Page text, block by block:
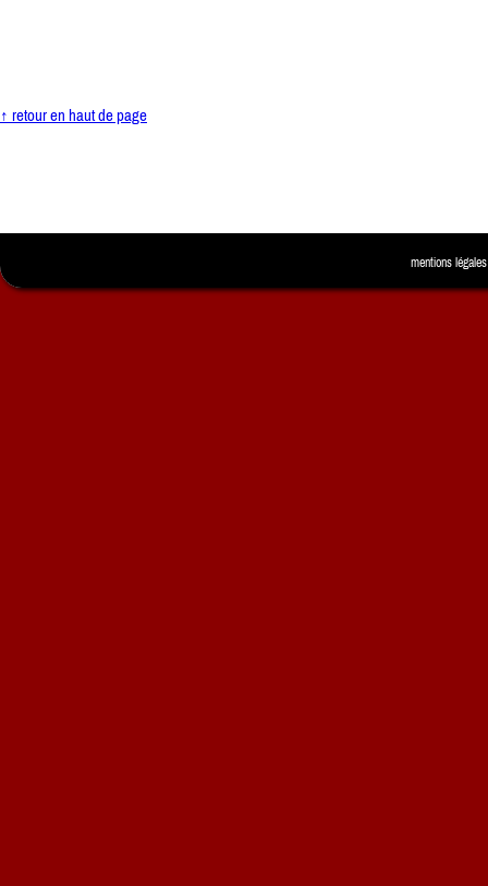
↑ retour en haut de page
mentions légales